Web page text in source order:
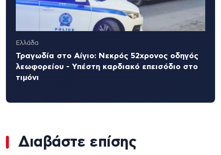
Ελλάδα
Τραγωδία στο Αίγιο: Νεκρός 52χρονος οδηγός
λεωφορείου - Υπέστη καρδιακό επεισόδιο στο
τιμόνι
Διαβάστε επίσης